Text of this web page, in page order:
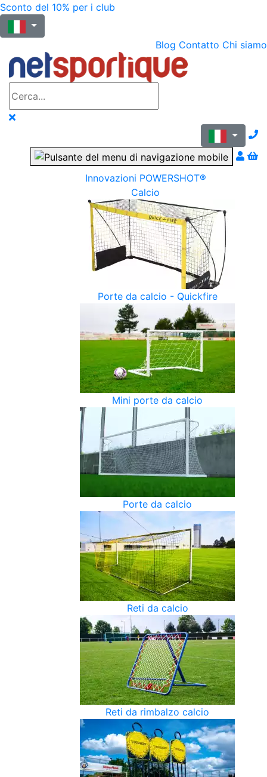
Sconto del 10% per i club
Blog Contatto Chi siamo
Innovazioni POWERSHOT®
Calcio
Porte da calcio - Quickfire
Mini porte da calcio
Porte da calcio
Reti da calcio
Reti da rimbalzo calcio